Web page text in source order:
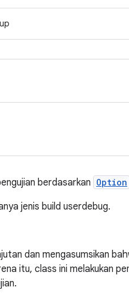
berdasarkan Option
jenis build userdebug.
dan mengasumsikan
itu, class ini melakukan